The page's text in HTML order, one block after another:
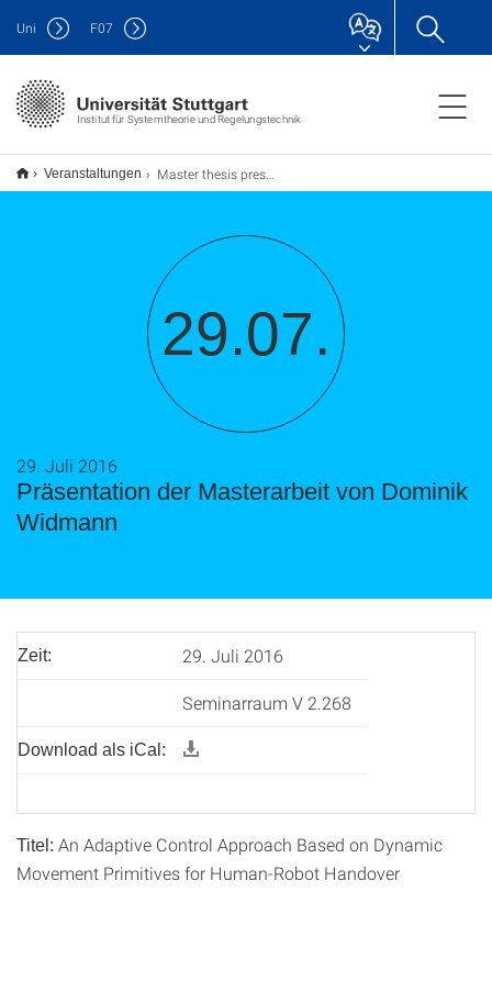
Institut für Systemtheorie und Regelungstechnik
Uni F07
Veranstaltungen Master thesis presentation of Dominik Widmann
29.07.
Präsentation der Masterarbeit von Dominik
Widmann
29. Juli 2016
Zeit: 29. Juli 2016
Seminarraum V 2.268
Download als iCal:
Titel: An Adaptive Control Approach Based on Dynamic
Movement Primitives for Human-Robot Handover